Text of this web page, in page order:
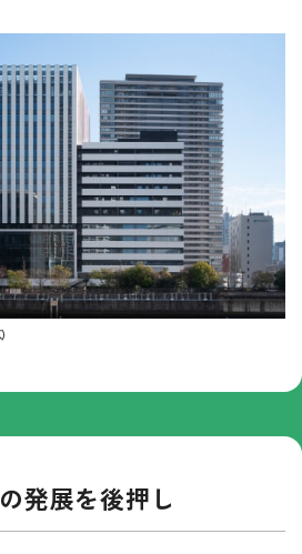
発展を後押し